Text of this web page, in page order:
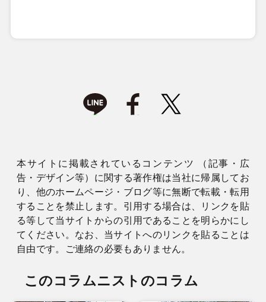
本サイトに掲載されているコンテンツ （記事・広
告・デザイン等）に関する著作権は当社に帰属してお
り、他のホームページ・ブログ等に無断で転載・転用
することを禁止します。引用する場合は、リンクを貼
る等して当サイトからの引用であることを明らかにし
てください。なお、当サイトへのリンクを貼ることは
自由です。ご連絡の必要もありません。
このコラムニストのコラム